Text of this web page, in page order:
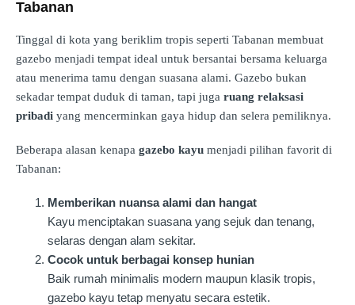
Tabanan
Tinggal di kota yang beriklim tropis seperti Tabanan membuat
gazebo menjadi tempat ideal untuk bersantai bersama keluarga
atau menerima tamu dengan suasana alami. Gazebo bukan
sekadar tempat duduk di taman, tapi juga ruang relaksasi
pribadi yang mencerminkan gaya hidup dan selera pemiliknya.
Beberapa alasan kenapa gazebo kayu menjadi pilihan favorit di
Tabanan:
Memberikan nuansa alami dan hangat
Kayu menciptakan suasana yang sejuk dan tenang,
selaras dengan alam sekitar.
Cocok untuk berbagai konsep hunian
Baik rumah minimalis modern maupun klasik tropis,
gazebo kayu tetap menyatu secara estetik.